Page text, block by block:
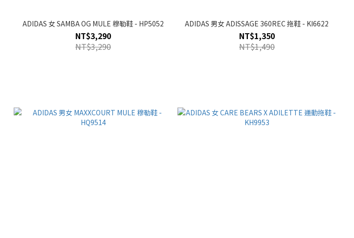
ADIDAS 女 SAMBA OG MULE 穆勒鞋 - HP5052
NT$3,290
NT$3,290
ADIDAS 男女 ADISSAGE 360REC 拖鞋 - KI6622
NT$1,350
NT$1,490